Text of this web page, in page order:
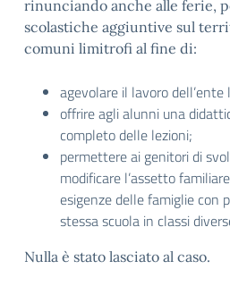
rinunciando anche alle ferie,
scolastiche aggiuntive sul
comuni limitrofi al fine di:
agevolare il lavoro dell’ente
offrire agli alunni una
completo delle lezioni;
permettere ai genitori di
modificare l’assetto
esigenze delle famiglie con
stessa scuola in classi
Nulla è stato lasciato al caso.